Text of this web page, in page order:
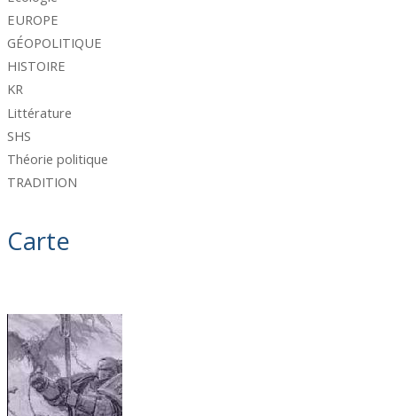
EUROPE
GÉOPOLITIQUE
HISTOIRE
KR
Littérature
SHS
Théorie politique
TRADITION
Carte